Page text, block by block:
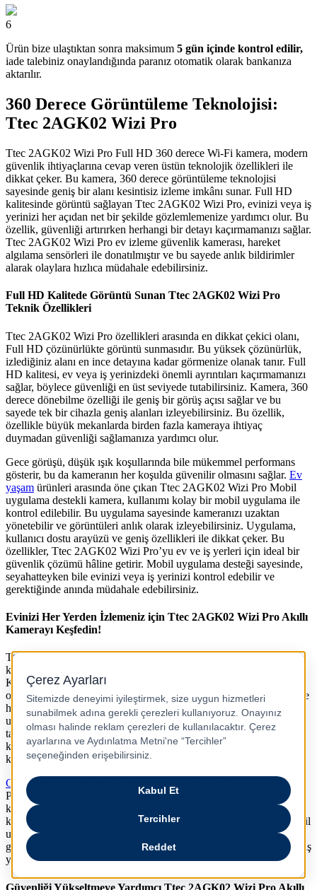
6
Ürün bize ulaştıktan sonra maksimum 5 gün içinde kontrol edilir,
iade talebiniz onaylandığında paranız otomatik olarak bankanıza
aktarılır.
360 Derece Görüntüleme Teknolojisi:
Ttec 2AGK02 Wizi Pro
Ttec 2AGK02 Wizi Pro Full HD 360 derece Wi-Fi kamera, modern
güvenlik ihtiyaçlarına cevap veren üstün teknolojik özellikleri ile
dikkat çeker. Bu kamera, 360 derece görüntüleme teknolojisi
sayesinde geniş bir alanı kesintisiz izleme imkânı sunar. Full HD
kalitesinde görüntü sağlayan Ttec 2AGK02 Wizi Pro, evinizi veya iş
yerinizi her açıdan net bir şekilde gözlemlemenize yardımcı olur. Bu
özellik, güvenliği artırırken herhangi bir detayı kaçırmamanızı sağlar.
Ttec 2AGK02 Wizi Pro ev izleme güvenlik kamerası, hareket
algılama sensörleri ile donatılmıştır ve bu sayede anlık bildirimler
alarak olaylara hızlıca müdahale edebilirsiniz.
Full HD Kalitede Görüntü Sunan Ttec 2AGK02 Wizi Pro
Teknik Özellikleri
Ttec 2AGK02 Wizi Pro özellikleri arasında en dikkat çekici olanı,
Full HD çözünürlükte görüntü sunmasıdır. Bu yüksek çözünürlük,
izlediğiniz alanı en ince detayına kadar görmenize olanak tanır. Full
HD kalitesi, ev veya iş yerinizdeki önemli ayrıntıları kaçırmamanızı
sağlar, böylece güvenliği en üst seviyede tutabilirsiniz. Kamera, 360
derece dönebilme özelliği ile geniş bir görüş açısı sağlar ve bu
sayede tek bir cihazla geniş alanları izleyebilirsiniz. Bu özellik,
özellikle büyük mekanlarda birden fazla kameraya ihtiyaç
duymadan güvenliği sağlamanıza yardımcı olur.
Gece görüşü, düşük ışık koşullarında bile mükemmel performans
gösterir, bu da kameranın her koşulda güvenilir olmasını sağlar. Ev
yaşam ürünleri arasında öne çıkan Ttec 2AGK02 Wizi Pro Mobil
uygulama destekli kamera, kullanımı kolay bir mobil uygulama ile
kontrol edilebilir. Bu uygulama sayesinde kameranızı uzaktan
yönetebilir ve görüntüleri anlık olarak izleyebilirsiniz. Uygulama,
kullanıcı dostu arayüzü ve geniş özellikleri ile dikkat çeker. Bu
özellikler, Ttec 2AGK02 Wizi Pro’yu ev ve iş yerleri için ideal bir
güvenlik çözümü hâline getirir. Mobil uygulama desteği sayesinde,
seyahatteyken bile evinizi veya iş yerinizi kontrol edebilir ve
gerektiğinde anında müdahale edebilirsiniz.
Evinizi Her Yerden İzlemeniz için Ttec 2AGK02 Wizi Pro Akıllı
Kamerayı Keşfedin!
Ttec 2AGK02 Wizi Pro kullanımı, oldukça basittir. Bu akıllı
kamera, internet bağlantısı olan her yerden erişim imkânı sunar.
Kamera, kablosuz bağlantı özelliği ile kurulumu ve kullanımı
oldukça kolaydır. Kurulum süreci, kullanıcı dostu tasarımı sayesinde
hızla tamamlanabilir ve karmaşık kablolama gerektirmez. Mobil
uygulama desteği ile kameranızı cep telefonunuzdan veya
tabletinizden kontrol edebilir, görüntüleri kaydedebilir ve geçmiş
kayıtları izleyebilirsiniz. Bu, özellikle sürekli hareket hâlinde olan
kullanıcılar için büyük bir avantaj sağlar.
Güvenlik
açısından kritik olan bu özellikler, Ttec 2AGK02 Wizi
Pro’nun kullanıcılar arasında popüler olmasını sağlar. Ayrıca bu
kameranın sunduğu uzaktan erişim ve kontrol imkanları,
kullanıcıların güvenlik düzeylerini artırmalarına yardımcı olur. Mobil
uygulama, anlık bildirimler ve uyarılar göndererek herhangi bir
güvenlik ihlali durumunda hızlıca bilgilendirir. Bu, hem ev hem de iş
yerlerinde daha huzurlu bir yaşam ve çalışma ortamı sağlar.
Güvenliği Yükseltmeye Yardımcı Ttec 2AGK02 Wizi Pro Akıllı